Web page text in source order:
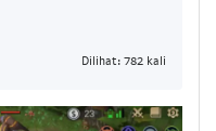
Dilihat: 782 kali